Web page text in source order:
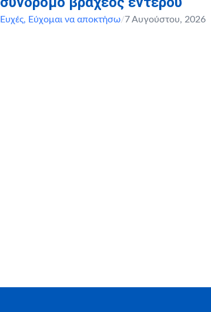
Ευχές, Εύχομαι να αποκτήσω/7 Αυγούστου, 2026